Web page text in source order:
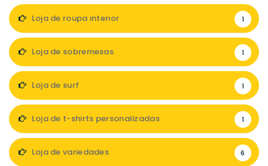
Loja de roupa interior 1
Loja de sobremesas 1
Loja de surf 1
Loja de t-shirts personalizadas 1
Loja de variedades 6